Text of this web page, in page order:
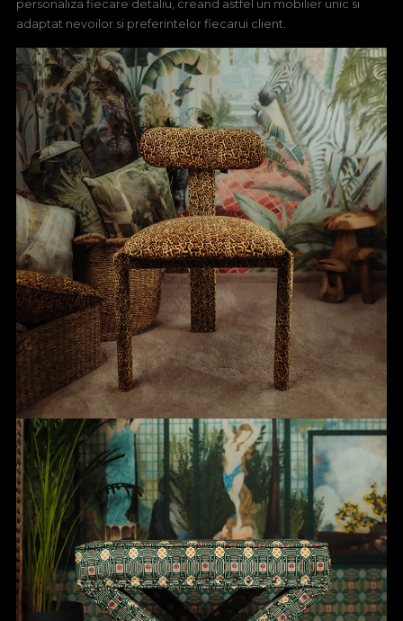
personaliza fiecare detaliu, creand astfel un mobilier unic si
adaptat nevoilor si preferintelor fiecarui client.